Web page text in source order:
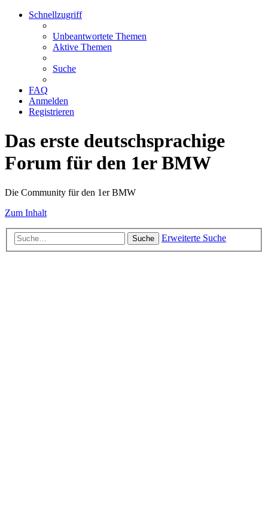
Schnellzugriff
Unbeantwortete Themen
Aktive Themen
Suche
FAQ
Anmelden
Registrieren
Das erste deutschsprachige
Forum für den 1er BMW
Die Community für den 1er BMW
Zum Inhalt
Suche Erweiterte Suche